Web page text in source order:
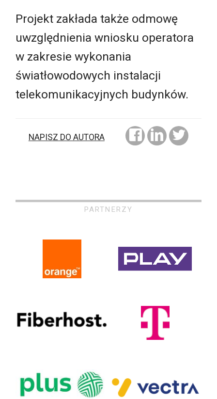
Projekt zakłada także odmowę
uwzględnienia wniosku operatora
w zakresie wykonania
światłowodowych instalacji
telekomunikacyjnych budynków.
NAPISZ DO AUTORA
PARTNERZY